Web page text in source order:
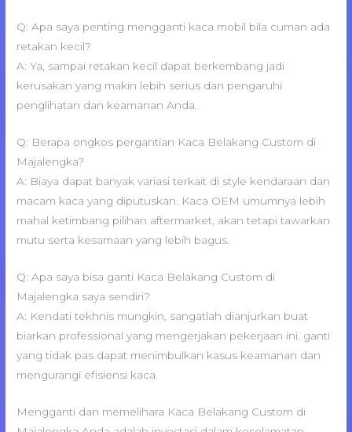
Q: Apa saya penting mengganti kaca mobil bila cuman ada
retakan kecil?
A: Ya, sampai retakan kecil dapat berkembang jadi
kerusakan yang makin lebih serius dan pengaruhi
penglihatan dan keamanan Anda.
Q: Berapa ongkos pergantian Kaca Belakang Custom di
Majalengka?
A: Biaya dapat banyak variasi terkait di style kendaraan dan
macam kaca yang diputuskan. Kaca OEM umumnya lebih
mahal ketimbang pilihan aftermarket, akan tetapi tawarkan
mutu serta kesamaan yang lebih bagus.
Q: Apa saya bisa ganti Kaca Belakang Custom di
Majalengka saya sendiri?
A: Kendati tekhnis mungkin, sangatlah dianjurkan buat
biarkan professional yang mengerjakan pekerjaan ini. ganti
yang tidak pas dapat menimbulkan kasus keamanan dan
mengurangi efisiensi kaca.
Mengganti dan memelihara Kaca Belakang Custom di